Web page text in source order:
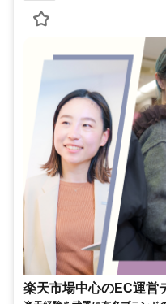
楽天市場中心のEC運営